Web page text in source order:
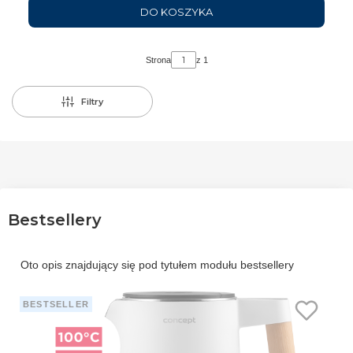
DO KOSZYKA
Strona z 1
Filtry
Bestsellery
Oto opis znajdujący się pod tytułem modułu bestsellery
BESTSELLER